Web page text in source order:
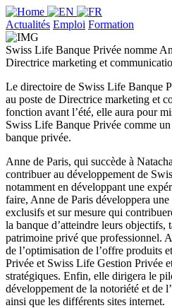
Actualités Emploi Formation
Swiss Life Banque Privée nomme
Directrice marketing et
Le directoire de Swiss Life Banque
au poste de Directrice marketing et
fonction avant l’été, elle aura pour
Swiss Life Banque Privée comme
banque privée.
Anne de Paris, qui succède à
contribuer au développement de
notamment en développant une
faire, Anne de Paris développera
exclusifs et sur mesure qui
la banque d’atteindre leurs objectifs,
patrimoine privé que professionnel.
de l’optimisation de l’offre produits
Privée et Swiss Life Gestion Privée
stratégiques. Enfin, elle dirigera le
développement de la notoriété et de
ainsi que les différents sites internet.